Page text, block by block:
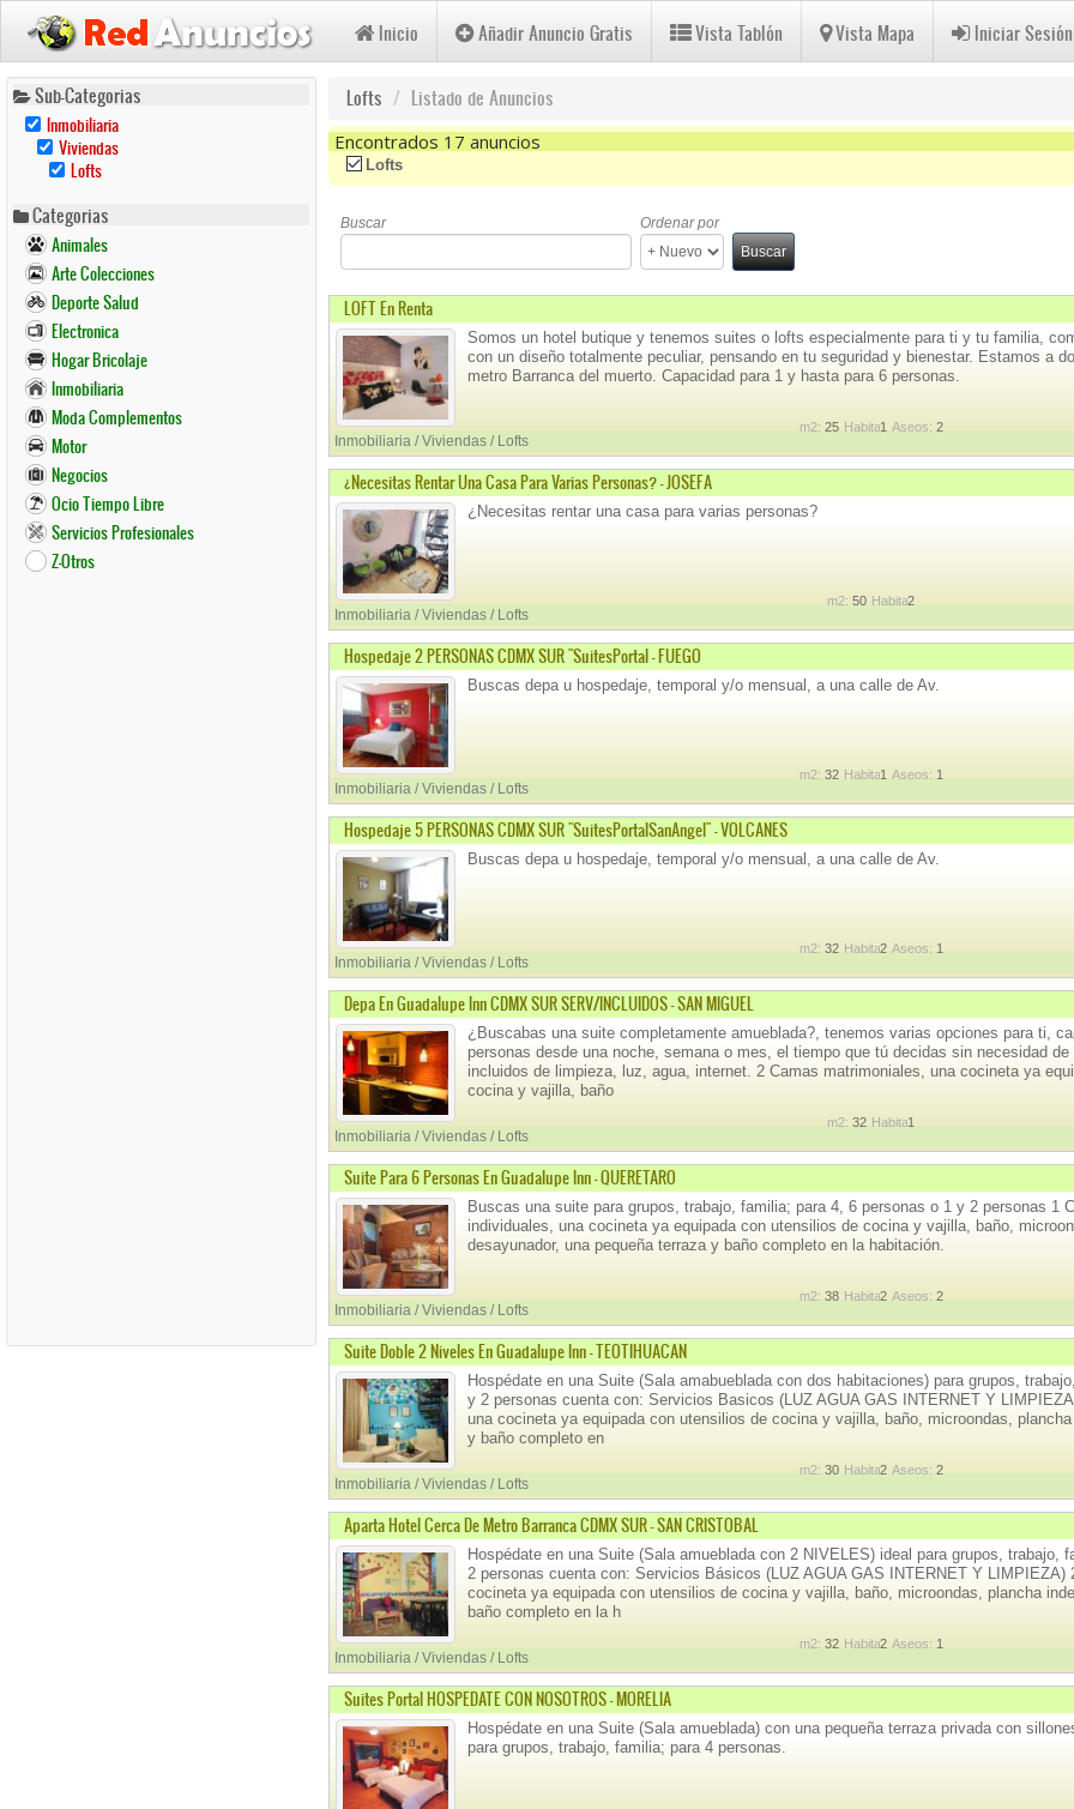
Pasar
contenido
principal
Inicio Añadir Anuncio Gratis Vista Tablón Vista Mapa Iniciar Sesión
Sub-Categorias
Remove
Inmobiliaria
Filter
Inmobiliaria
Remove
Viviendas
Filter
Viviendas
Remove
Lofts
Lofts
Categorias
Animales
Arte Colecciones
Deporte Salud
Electronica
Hogar Bricolaje
Inmobiliaria
Moda Complementos
Motor
Negocios
Ocio Tiempo Libre
Servicios Profesionales
Z-Otros
Lofts Listado de Anuncios
Encontrados 17 anuncios
(-) Remove Lofts Filter
Lofts
Buscar
Ordenar por
Buscar
LOFT En Renta
Somos un hotel butique y tenemos suites o lofts especialmente para ti y tu familia,
con un diseño totalmente peculiar, pensando en tu seguridad y bienestar. Estamos a
metro Barranca del muerto. Capacidad para 1 y hasta para 6 personas.
Inmobiliaria / Viviendas / Lofts
m2: 25 Habitaciones:
1 Aseos: 2
¿Necesitas Rentar Una Casa Para Varias Personas? - JOSEFA
¿Necesitas rentar una casa para varias personas?
Inmobiliaria / Viviendas / Lofts
m2:50 Habitaciones:
2
Hospedaje 2 PERSONAS CDMX SUR "SuitesPortal - FUEGO
Buscas depa u hospedaje, temporal y/o mensual, a una calle de Av.
Inmobiliaria / Viviendas / Lofts
m2: 32 Habitaciones:
1 Aseos: 1
Hospedaje 5 PERSONAS CDMX SUR "SuitesPortalSanAngel" - VOLCANES
Buscas depa u hospedaje, temporal y/o mensual, a una calle de Av.
Inmobiliaria / Viviendas / Lofts
m2: 32 Habitaciones:
2 Aseos: 1
Depa En Guadalupe Inn CDMX SUR SERV/INCLUIDOS - SAN MIGUEL
¿Buscabas una suite completamente amueblada?, tenemos varias opciones para ti,
personas desde una noche, semana o mes, el tiempo que tú decidas sin necesidad
incluidos de limpieza, luz, agua, internet. 2 Camas matrimoniales, una cocineta ya
cocina y vajilla, baño
Inmobiliaria / Viviendas / Lofts
m2:32 Habitaciones:
1
Suite Para 6 Personas En Guadalupe Inn - QUERETARO
Buscas una suite para grupos, trabajo, familia; para 4, 6 personas o 1 y 2 personas 1
individuales, una cocineta ya equipada con utensilios de cocina y vajilla, baño,
desayunador, una pequeña terraza y baño completo en la habitación.
Inmobiliaria / Viviendas / Lofts
m2: 38 Habitaciones:
2 Aseos: 2
Suite Doble 2 Niveles En Guadalupe Inn - TEOTIHUACAN
Hospédate en una Suite (Sala amabueblada con dos habitaciones) para grupos,
y 2 personas cuenta con: Servicios Basicos (LUZ AGUA GAS INTERNET Y
una cocineta ya equipada con utensilios de cocina y vajilla, baño, microondas,
y baño completo en
Inmobiliaria / Viviendas / Lofts
m2: 30 Habitaciones:
2 Aseos: 2
Aparta Hotel Cerca De Metro Barranca CDMX SUR - SAN CRISTOBAL
Hospédate en una Suite (Sala amueblada con 2 NIVELES) ideal para grupos, trabajo,
2 personas cuenta con: Servicios Básicos (LUZ AGUA GAS INTERNET Y LIMPIEZA)
cocineta ya equipada con utensilios de cocina y vajilla, baño, microondas, plancha
baño completo en la h
Inmobiliaria / Viviendas / Lofts
m2: 32 Habitaciones:
2 Aseos: 1
Suites Portal HOSPEDATE CON NOSOTROS - MORELIA
Hospédate en una Suite (Sala amueblada) con una pequeña terraza privada con
para grupos, trabajo, familia; para 4 personas.